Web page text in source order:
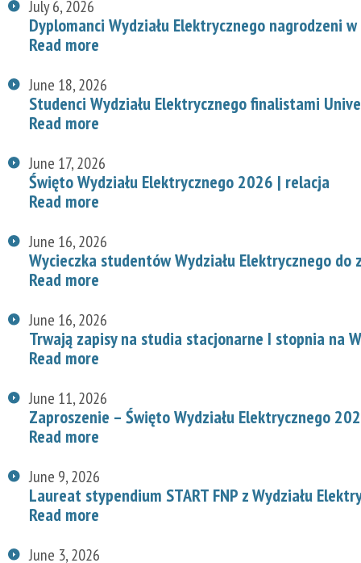
July 6, 2026
Dyplomanci Wydziału Elektrycznego nagrodzeni
Read more
June 18, 2026
Studenci Wydziału Elektrycznego finalistami
Read more
June 17, 2026
Święto Wydziału Elektrycznego 2026 | relacja
Read more
June 16, 2026
Wycieczka studentów Wydziału Elektrycznego
Read more
June 16, 2026
Trwają zapisy na studia stacjonarne I stopnia na
Read more
June 11, 2026
Zaproszenie – Święto Wydziału Elektrycznego
Read more
June 9, 2026
Laureat stypendium START FNP z Wydziału
Read more
June 3, 2026